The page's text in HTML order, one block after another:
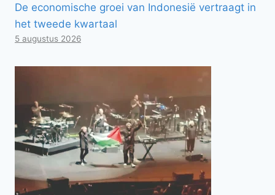
De economische groei van Indonesië vertraagt ​​in
het tweede kwartaal
5 augustus 2026